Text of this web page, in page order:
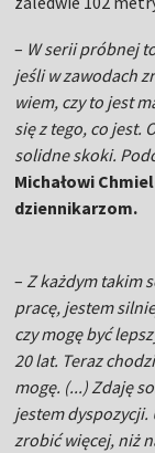
– W serii próbnej
jeśli w zawodach
wiem, czy to jest
się z tego, co jest.
solidne skoki.
Michałowi
dziennikarzom.
–Z każdym takim
pracę, jestem
czy mogę być
20 lat. Teraz
mogę. (...) Zdaję
jestem dyspozycji.
zrobić więcej, niż